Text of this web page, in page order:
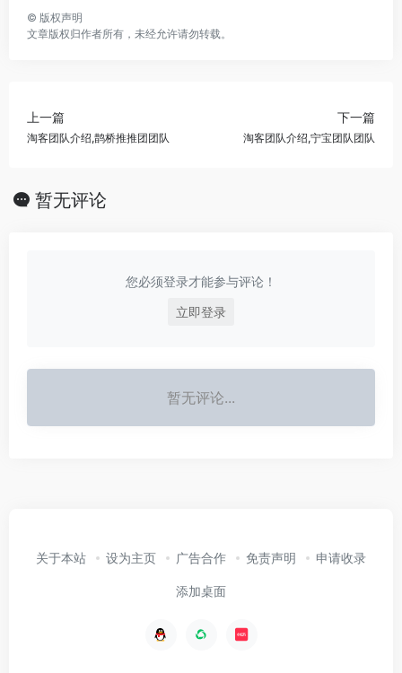
© 版权声明
文章版权归作者所有，未经允许请勿转载。
上一篇
淘客团队介绍,鹊桥推推团团队
下一篇
淘客团队介绍,宁宝团队团队
暂无评论
您必须登录才能参与评论！
立即登录
暂无评论...
关于本站 设为主页 广告合作 免责声明 申请收录
添加桌面